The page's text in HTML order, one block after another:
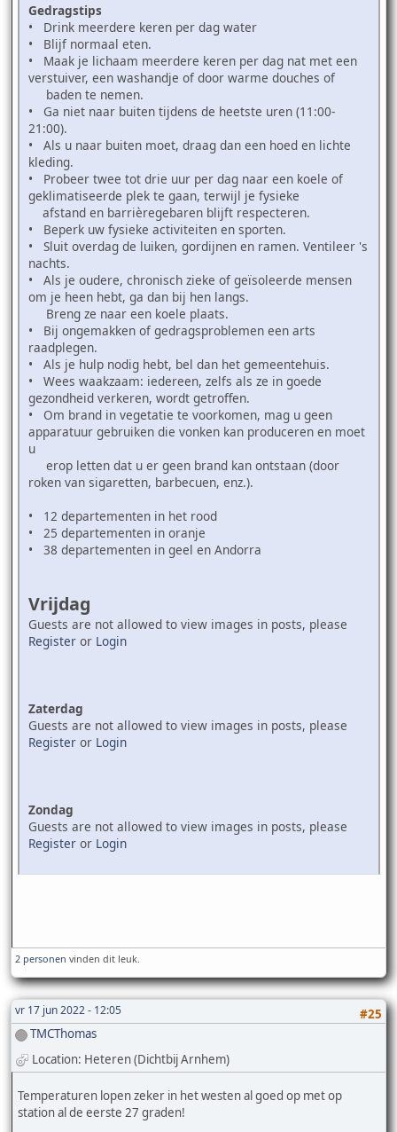
Gedragstips
• Drink meerdere keren per dag water
• Blijf normaal eten.
• Maak je lichaam meerdere keren per dag nat met een
verstuiver, een washandje of door warme douches of
baden te nemen.
• Ga niet naar buiten tijdens de heetste uren (11:00-
21:00).
• Als u naar buiten moet, draag dan een hoed en lichte
kleding.
• Probeer twee tot drie uur per dag naar een koele of
geklimatiseerde plek te gaan, terwijl je fysieke
afstand en barrièregebaren blijft respecteren.
• Beperk uw fysieke activiteiten en sporten.
• Sluit overdag de luiken, gordijnen en ramen. Ventileer 's
nachts.
• Als je oudere, chronisch zieke of geïsoleerde mensen
om je heen hebt, ga dan bij hen langs.
Breng ze naar een koele plaats.
• Bij ongemakken of gedragsproblemen een arts
raadplegen.
• Als je hulp nodig hebt, bel dan het gemeentehuis.
• Wees waakzaam: iedereen, zelfs als ze in goede
gezondheid verkeren, wordt getroffen.
• Om brand in vegetatie te voorkomen, mag u geen
apparatuur gebruiken die vonken kan produceren en moet
u
erop letten dat u er geen brand kan ontstaan (door
roken van sigaretten, barbecuen, enz.).
• 12 departementen in het rood
• 25 departementen in oranje
• 38 departementen in geel en Andorra
Vrijdag
Guests are not allowed to view images in posts, please
Register or Login
Zaterdag
Guests are not allowed to view images in posts, please
Register or Login
Zondag
Guests are not allowed to view images in posts, please
Register or Login
2 personen vinden dit leuk.
vr 17 jun 2022 - 12:05
#25
TMCThomas
Location: Heteren (Dichtbij Arnhem)
Temperaturen lopen zeker in het westen al goed op met op
station al de eerste 27 graden!